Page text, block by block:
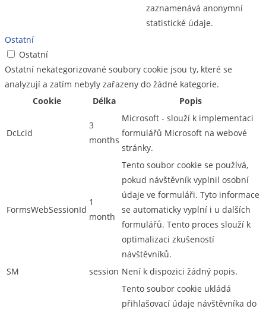
zaznamenává anonymní
statistické údaje.
Ostatní
Ostatní
Ostatní nekategorizované soubory cookie jsou ty, které se
analyzují a zatím nebyly zařazeny do žádné kategorie.
Cookie
Délka Popis
DcLcid
3
months
Microsoft - slouží k implementaci
formulářů Microsoft na webové
stránky.
FormsWebSessionId
1
month
Tento soubor cookie se používá,
pokud návštěvník vyplnil osobní
údaje ve formuláři. Tyto informace
se automaticky vyplní i u dalších
formulářů. Tento proces slouží k
optimalizaci zkušeností
návštěvníků.
SM
session Není k dispozici žádný popis.
Tento soubor cookie ukládá
přihlašovací údaje návštěvníka do